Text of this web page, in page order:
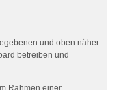
und oben näher
betreiben und
Rahmen einer